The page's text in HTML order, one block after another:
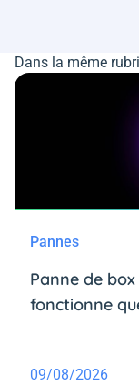
Dans la même
Pannes
Panne de
fonctionne
09/08/2026